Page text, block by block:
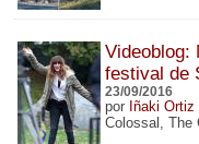
Videoblog:
festival de
23/09/2016
por Iñaki Ortiz
Colossal, The